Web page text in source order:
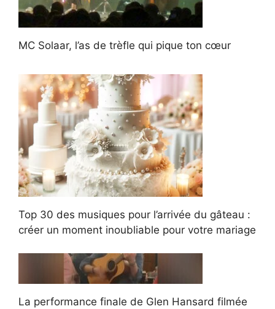
MC Solaar, l’as de trèfle qui pique ton cœur
Top 30 des musiques pour l’arrivée du gâteau :
créer un moment inoubliable pour votre mariage
La performance finale de Glen Hansard filmée